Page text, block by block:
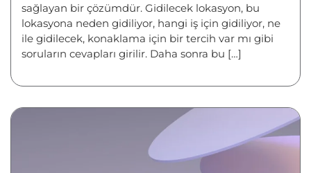
sağlayan bir çözümdür. Gidilecek lokasyon, bu
lokasyona neden gidiliyor, hangi iş için gidiliyor, ne
ile gidilecek, konaklama için bir tercih var mı gibi
soruların cevapları girilir. Daha sonra bu […]